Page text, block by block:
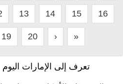
13 14 15 16
19 20 › »
تعرف إلى الإمارات اليوم